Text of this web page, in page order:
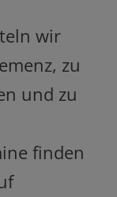
wir
zu
und zu
finden